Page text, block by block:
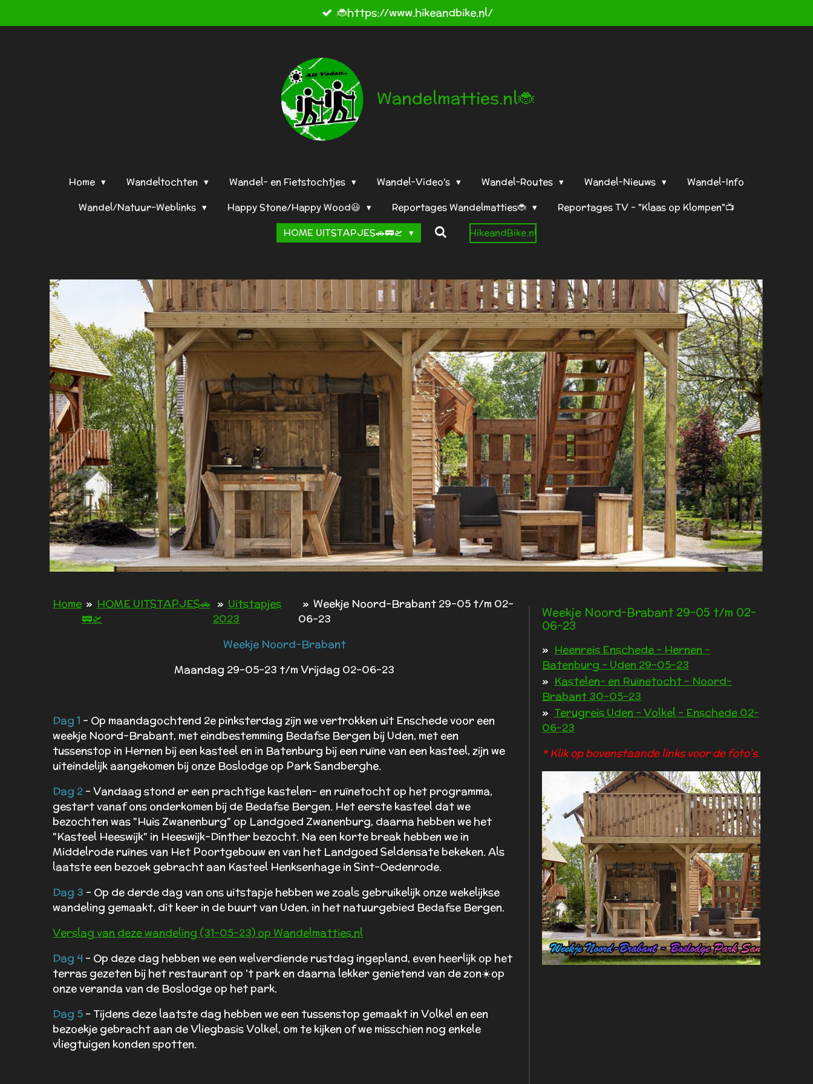
direct
🐞https://www.hikeandbike.nl/
Wandelmatties.nl🐞
Home Wandeltochten Wandel- en Fietstochtjes Wandel-Video's Wandel-Routes Wandel-Nieuws
Wandel-Info
Wandel/Natuur-Weblinks
Happy Stone/Happy Wood😃 Reportages Wandelmatties🐞
Reportages TV - "Klaas op Klompen"📺
HOME UITSTAPJES🚗🚃🛫
HikeandBike.nl
Home » HOME UITSTAPJES🚗
🚃🛫
» Uitstapjes
2023
» Weekje Noord-Brabant 29-05 t/m 02-
06-23
Weekje Noord-Brabant
Maandag 29-05-23 t/m Vrijdag 02-06-23
Dag 1 - Op maandagochtend 2e pinksterdag zijn we vertrokken uit Enschede voor een
weekje Noord-Brabant, met eindbestemming Bedafse Bergen bij Uden, met een
tussenstop in Hernen bij een kasteel en in Batenburg bij een ruïne van een kasteel, zijn we
uiteindelijk aangekomen bij onze Boslodge op Park Sandberghe.
Dag 2- Vandaag stond er een prachtige kastelen- en ruïnetocht op het programma,
gestart vanaf ons onderkomen bij de Bedafse Bergen. Het eerste kasteel dat we
bezochten was "Huis Zwanenburg" op Landgoed Zwanenburg, daarna hebben we het
"Kasteel Heeswijk" in Heeswijk-Dinther bezocht. Na een korte break hebben we in
Middelrode ruïnes van Het Poortgebouw en van het Landgoed Seldensate bekeken. Als
laatste een bezoek gebracht aan Kasteel Henksenhage in Sint-Oedenrode.
Dag 3 - Op de derde dag van ons uitstapje hebben we zoals gebruikelijk onze wekelijkse
wandeling gemaakt, dit keer in de buurt van Uden, in het natuurgebied Bedafse Bergen.
Verslag van deze wandeling (31-05-23) op Wandelmatties.nl
Dag 4- Op deze dag hebben we een welverdiende rustdag ingepland, even heerlijk op het
terras gezeten bij het restaurant op 't park en daarna lekker genietend van de zon☀️op
onze veranda van de Boslodge op het park.
Dag 5- Tijdens deze laatste dag hebben we een tussenstop gemaakt in Volkel en een
bezoekje gebracht aan de Vliegbasis Volkel, om te kijken of we misschien nog enkele
vliegtuigen konden spotten.
Weekje Noord-Brabant 29-05 t/m 02-
06-23
Heenreis Enschede - Hernen -
Batenburg - Uden 29-05-23
Kastelen- en Ruïnetocht - Noord-
Brabant 30-05-23
Terugreis Uden - Volkel - Enschede 02-
06-23
* Klik op bovenstaande links voor de foto's.